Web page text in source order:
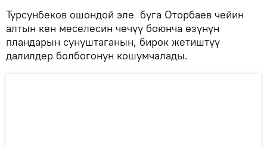
Турсунбеков ошондой эле буга Оторбаев чейин
алтын кен меселесин чечүү боюнча өзүнүн
пландарын сунуштаганын, бирок жетиштүү
далилдер болбогонун кошумчалады.